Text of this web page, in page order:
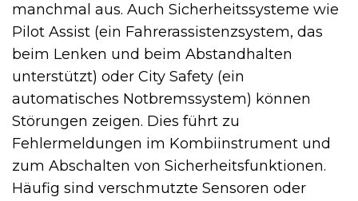
manchmal aus. Auch Sicherheitssysteme wie
Pilot Assist (ein Fahrerassistenzsystem, das
beim Lenken und beim Abstandhalten
unterstützt) oder City Safety (ein
automatisches Notbremssystem) können
Störungen zeigen. Dies führt zu
Fehlermeldungen im Kombiinstrument und
zum Abschalten von Sicherheitsfunktionen.
Häufig sind verschmutzte Sensoren oder